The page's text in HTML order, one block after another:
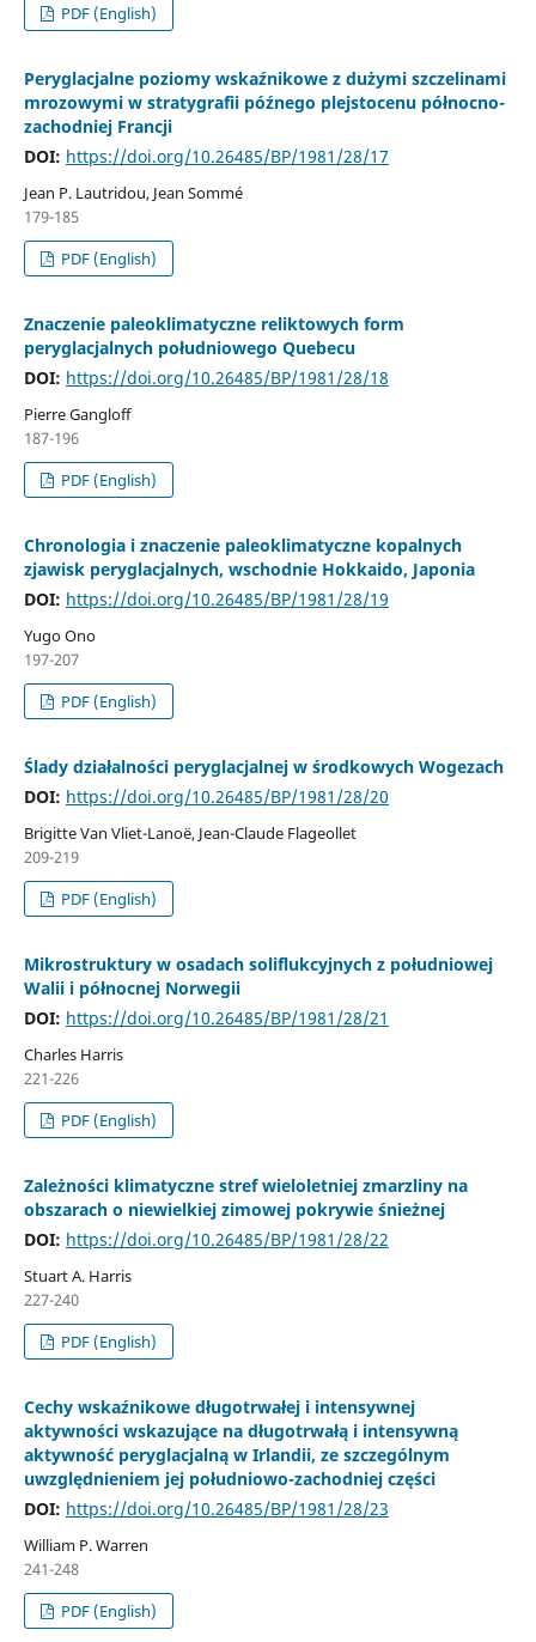
PDF (English)
Peryglacjalne poziomy wskaźnikowe z dużymi szczelinami
mrozowymi w stratygrafii późnego plejstocenu północno-
zachodniej Francji
DOI: https://doi.org/10.26485/BP/1981/28/17
Jean P. Lautridou, Jean Sommé
179-185
PDF (English)
Znaczenie paleoklimatyczne reliktowych form
peryglacjalnych południowego Quebecu
DOI: https://doi.org/10.26485/BP/1981/28/18
Pierre Gangloff
187-196
PDF (English)
Chronologia i znaczenie paleoklimatyczne kopalnych
zjawisk peryglacjalnych, wschodnie Hokkaido, Japonia
DOI: https://doi.org/10.26485/BP/1981/28/19
Yugo Ono
197-207
PDF (English)
Ślady działalności peryglacjalnej w środkowych Wogezach
DOI: https://doi.org/10.26485/BP/1981/28/20
Brigitte Van Vliet-Lanoë, Jean-Claude Flageollet
209-219
PDF (English)
Mikrostruktury w osadach soliflukcyjnych z południowej
Walii i północnej Norwegii
DOI: https://doi.org/10.26485/BP/1981/28/21
Charles Harris
221-226
PDF (English)
Zależności klimatyczne stref wieloletniej zmarzliny na
obszarach o niewielkiej zimowej pokrywie śnieżnej
DOI: https://doi.org/10.26485/BP/1981/28/22
Stuart A. Harris
227-240
PDF (English)
Cechy wskaźnikowe długotrwałej i intensywnej
aktywności wskazujące na długotrwałą i intensywną
aktywność peryglacjalną w Irlandii, ze szczególnym
uwzględnieniem jej południowo-zachodniej części
DOI: https://doi.org/10.26485/BP/1981/28/23
William P. Warren
241-248
PDF (English)